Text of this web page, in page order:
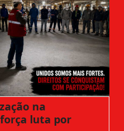
na
luta por